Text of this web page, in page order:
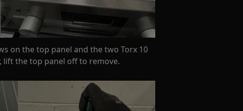
on the top panel and the two Torx 10
lift the top panel off to remove.